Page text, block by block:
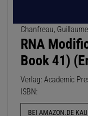
Chanfreau, Guillaume
RNA
Book 41)
Verlag: Academic
ISBN:
BEI AMAZON.DE